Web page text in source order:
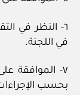
٦- النظر في
في اللجنة.
٧- الموافقة
بحسب